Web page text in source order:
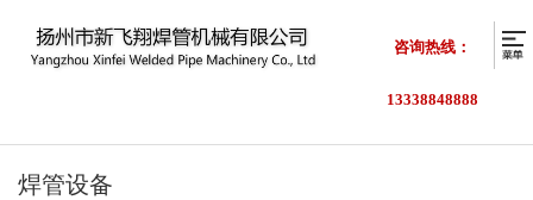
咨询热线：
13338848888
焊管设备